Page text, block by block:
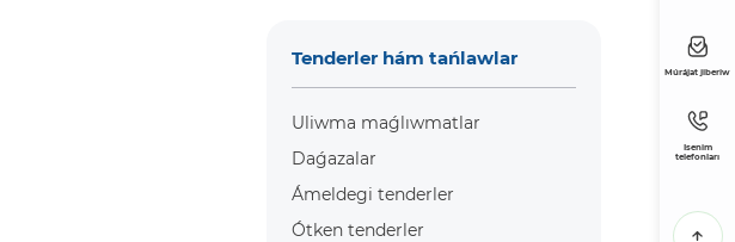
Tenderler hám tańlawlar
Uliwma maǵlıwmatlar
Daǵazalar
Ámeldegi tenderler
Ótken tenderler
Múrájat jiberiw
Isenim
telefonları